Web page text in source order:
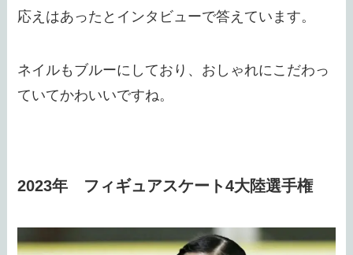
応えはあったとインタビューで答えています。
ネイルもブルーにしており、おしゃれにこだわっ
ていてかわいいですね。
2023年 フィギュアスケート4大陸選手権